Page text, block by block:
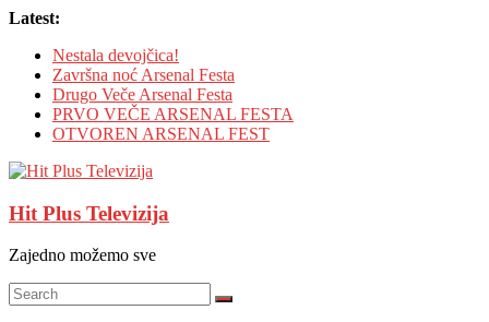
Skip
content
Latest:
Nestala devojčica!
Završna noć Arsenal Festa
Drugo Veče Arsenal Festa
PRVO VEČE ARSENAL FESTA
OTVOREN ARSENAL FEST
Hit Plus Televizija
Zajedno možemo sve